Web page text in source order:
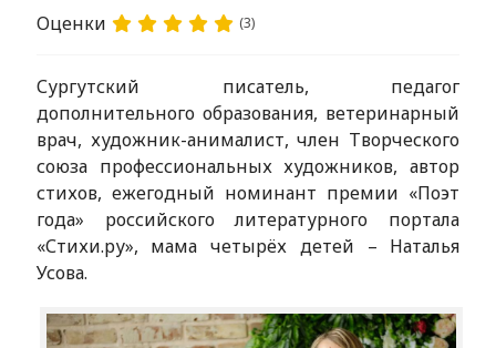
Оценки (3)
Сургутский писатель, педагог
дополнительного образования, ветеринарный
врач, художник-анималист, член Творческого
союза профессиональных художников, автор
стихов, ежегодный номинант премии «Поэт
года» российского литературного портала
«Стихи.ру», мама четырёх детей – Наталья
Усова.